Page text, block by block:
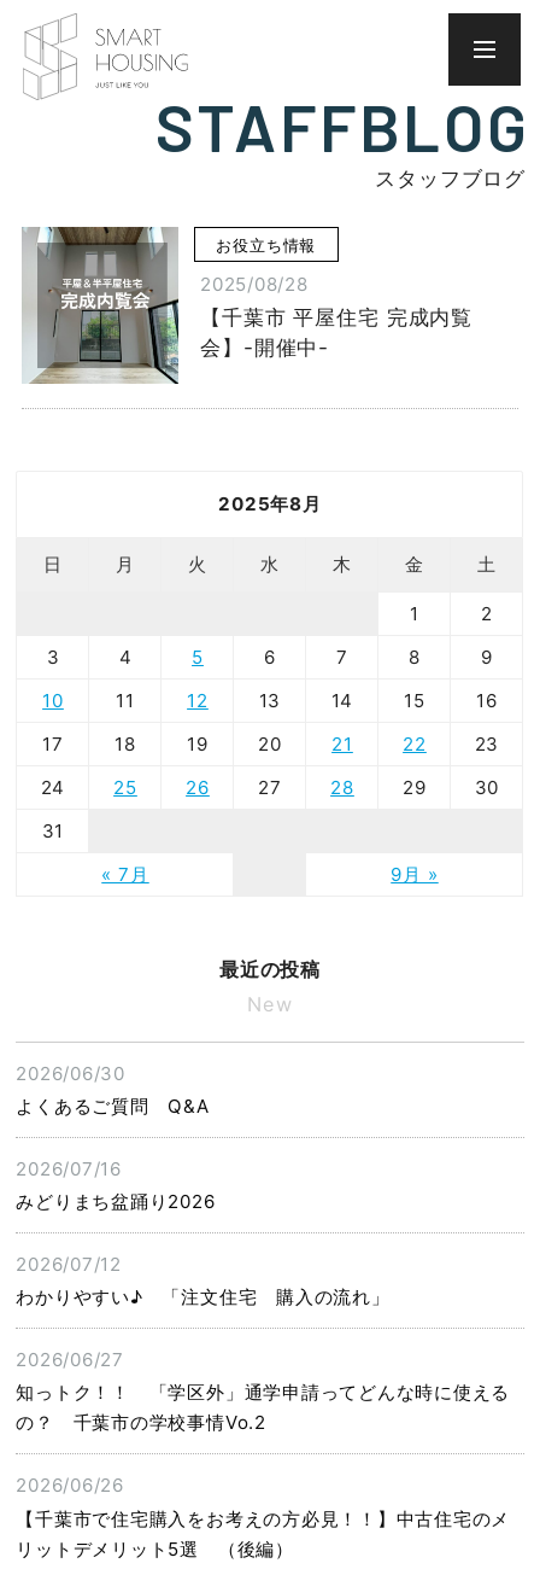
STAFFBLOG
スタッフブログ
お役立ち情報
2025/08/28
【千葉市 平屋住宅 完成内覧
会】-開催中-
2025年8月
日 月 火 水 木 金 土
« 7月 9月 »
1
2
3
4 5 6 7 8
9
10
11 12 13 14 15
16
17
18 19 20 21 22
23
24
25 26 27 28 29
30
31
最近の投稿
New
2026/06/30
よくあるご質問 Q&A
2026/07/16
みどりまち盆踊り2026
2026/07/12
わかりやすい♪ 「注文住宅 購入の流れ」
2026/06/27
知っトク！！ 「学区外」通学申請ってどんな時に使える
の？ 千葉市の学校事情Vo.2
2026/06/26
【千葉市で住宅購入をお考えの方必見！！】中古住宅のメ
リットデメリット5選 （後編）